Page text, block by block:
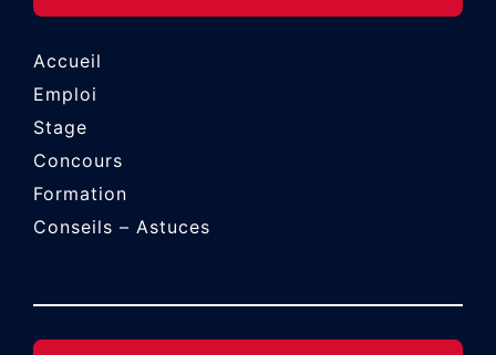
Accueil
Emploi
Stage
Concours
Formation
Conseils – Astuces